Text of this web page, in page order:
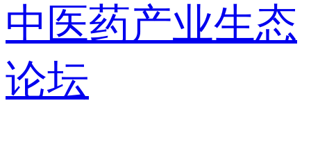
中医药产业生态
论坛